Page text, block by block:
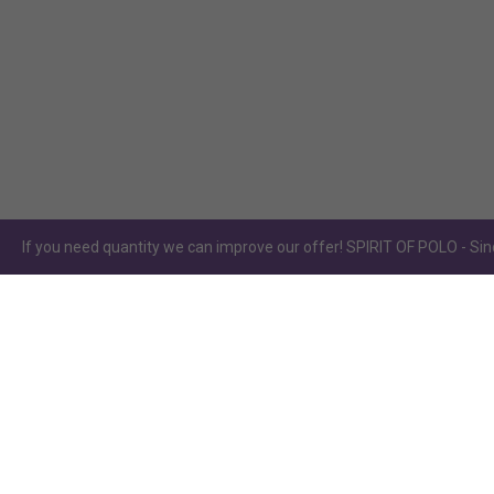
If you need quantity we can improve our offer! SPIRIT OF POLO -